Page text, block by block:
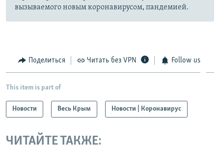
вызываемого новым коронавирусом, пандемией.
Поделиться Читать без VPN Follow us
This item is part of
Новости Весь Крым Новости | Коронавирус
ЧИТАЙТЕ ТАКЖЕ: